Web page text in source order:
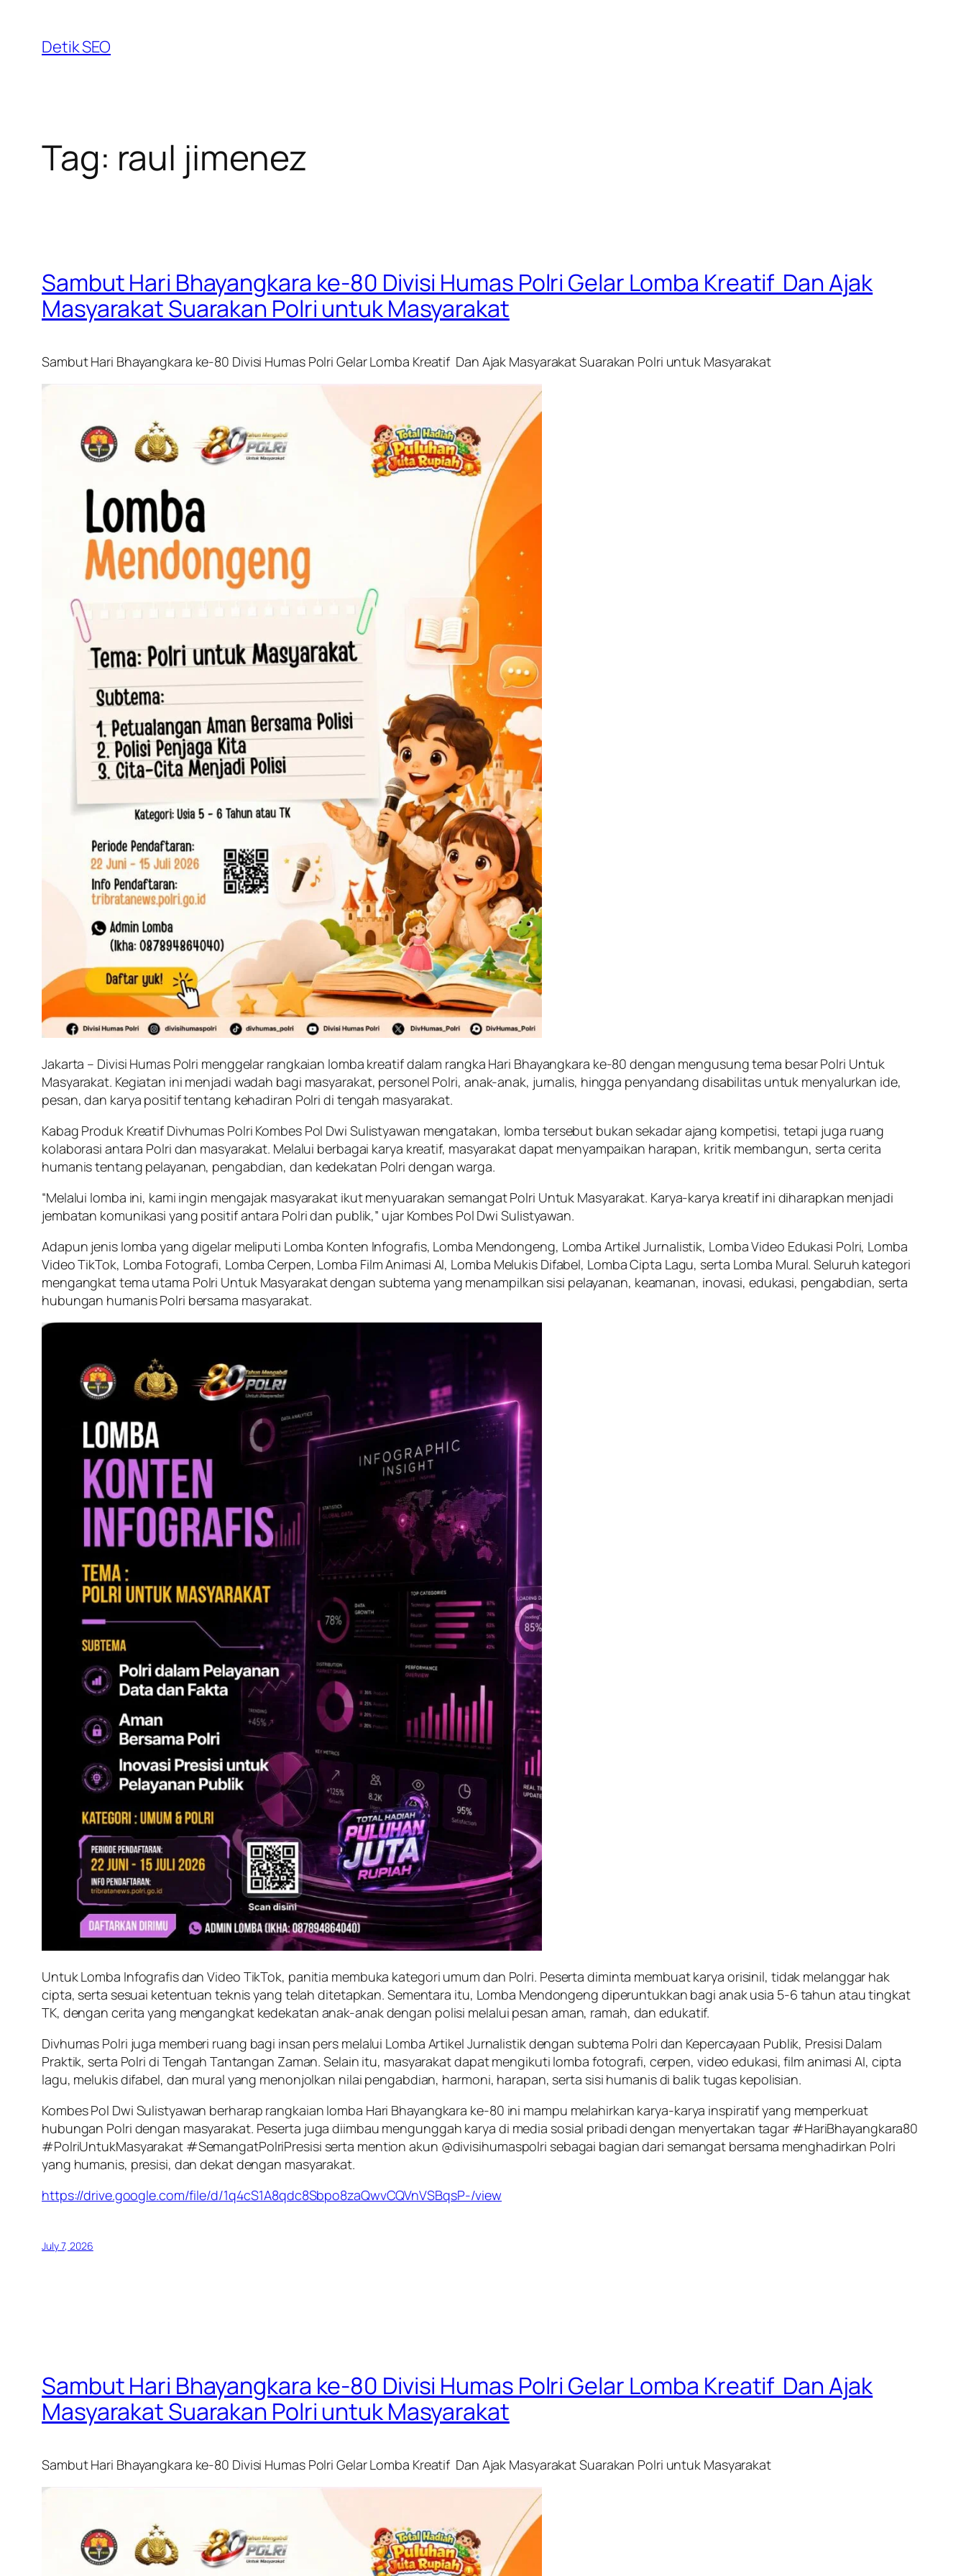
content
Detik SEO
Tag: raul jimenez
Sambut Hari Bhayangkara ke-80 Divisi Humas Polri Gelar Lomba Kreatif Dan Ajak
Masyarakat Suarakan Polri untuk Masyarakat
Sambut Hari Bhayangkara ke-80 Divisi Humas Polri Gelar Lomba Kreatif Dan Ajak Masyarakat Suarakan Polri untuk Masyarakat
Jakarta – Divisi Humas Polri menggelar rangkaian lomba kreatif dalam rangka Hari Bhayangkara ke-80 dengan mengusung tema besar Polri Untuk
Masyarakat. Kegiatan ini menjadi wadah bagi masyarakat, personel Polri, anak-anak, jurnalis, hingga penyandang disabilitas untuk menyalurkan ide,
pesan, dan karya positif tentang kehadiran Polri di tengah masyarakat.
Kabag Produk Kreatif Divhumas Polri Kombes Pol Dwi Sulistyawan mengatakan, lomba tersebut bukan sekadar ajang kompetisi, tetapi juga ruang
kolaborasi antara Polri dan masyarakat. Melalui berbagai karya kreatif, masyarakat dapat menyampaikan harapan, kritik membangun, serta cerita
humanis tentang pelayanan, pengabdian, dan kedekatan Polri dengan warga.
“Melalui lomba ini, kami ingin mengajak masyarakat ikut menyuarakan semangat Polri Untuk Masyarakat. Karya-karya kreatif ini diharapkan menjadi
jembatan komunikasi yang positif antara Polri dan publik,” ujar Kombes Pol Dwi Sulistyawan.
Adapun jenis lomba yang digelar meliputi Lomba Konten Infografis, Lomba Mendongeng, Lomba Artikel Jurnalistik, Lomba Video Edukasi Polri, Lomba
Video TikTok, Lomba Fotografi, Lomba Cerpen, Lomba Film Animasi AI, Lomba Melukis Difabel, Lomba Cipta Lagu, serta Lomba Mural. Seluruh kategori
mengangkat tema utama Polri Untuk Masyarakat dengan subtema yang menampilkan sisi pelayanan, keamanan, inovasi, edukasi, pengabdian, serta
hubungan humanis Polri bersama masyarakat.
Untuk Lomba Infografis dan Video TikTok, panitia membuka kategori umum dan Polri. Peserta diminta membuat karya orisinil, tidak melanggar hak
cipta, serta sesuai ketentuan teknis yang telah ditetapkan. Sementara itu, Lomba Mendongeng diperuntukkan bagi anak usia 5-6 tahun atau tingkat
TK, dengan cerita yang mengangkat kedekatan anak-anak dengan polisi melalui pesan aman, ramah, dan edukatif.
Divhumas Polri juga memberi ruang bagi insan pers melalui Lomba Artikel Jurnalistik dengan subtema Polri dan Kepercayaan Publik, Presisi Dalam
Praktik, serta Polri di Tengah Tantangan Zaman. Selain itu, masyarakat dapat mengikuti lomba fotografi, cerpen, video edukasi, film animasi AI, cipta
lagu, melukis difabel, dan mural yang menonjolkan nilai pengabdian, harmoni, harapan, serta sisi humanis di balik tugas kepolisian.
Kombes Pol Dwi Sulistyawan berharap rangkaian lomba Hari Bhayangkara ke-80 ini mampu melahirkan karya-karya inspiratif yang memperkuat
hubungan Polri dengan masyarakat. Peserta juga diimbau mengunggah karya di media sosial pribadi dengan menyertakan tagar #HariBhayangkara80
#PolriUntukMasyarakat #SemangatPolriPresisi serta mention akun @divisihumaspolri sebagai bagian dari semangat bersama menghadirkan Polri
yang humanis, presisi, dan dekat dengan masyarakat.
https://drive.google.com/file/d/1q4cS1A8qdc8Sbpo8zaQwvCQVnVSBqsP-/view
July 7, 2026
Sambut Hari Bhayangkara ke-80 Divisi Humas Polri Gelar Lomba Kreatif Dan Ajak
Masyarakat Suarakan Polri untuk Masyarakat
Sambut Hari Bhayangkara ke-80 Divisi Humas Polri Gelar Lomba Kreatif Dan Ajak Masyarakat Suarakan Polri untuk Masyarakat